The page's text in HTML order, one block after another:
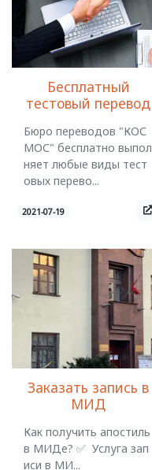
Бесплатный
тестовый перевод
Бюро переводов "КОС
МОС" бесплатно выпол
няет любые виды тест
овых перево...
2021-07-19
Заказать запись в
МИД
Как получить апостиль
в МИДе? ✅ Услуга зап
иси в МИ...